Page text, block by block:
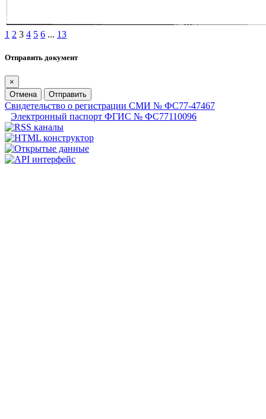
1 2 3 4 5 6 ... 13
Отправить документ
×
Отмена
Отправить
Свидетельство о регистрации СМИ № ФС77-47467
Электронный паспорт ФГИС № ФС77110096